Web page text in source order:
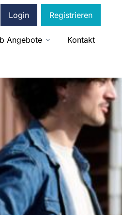
Login Registrieren
Angebote Kontakt